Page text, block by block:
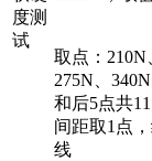
度测
试
取点：210N
275N、
和后5点共
间距取1点
线